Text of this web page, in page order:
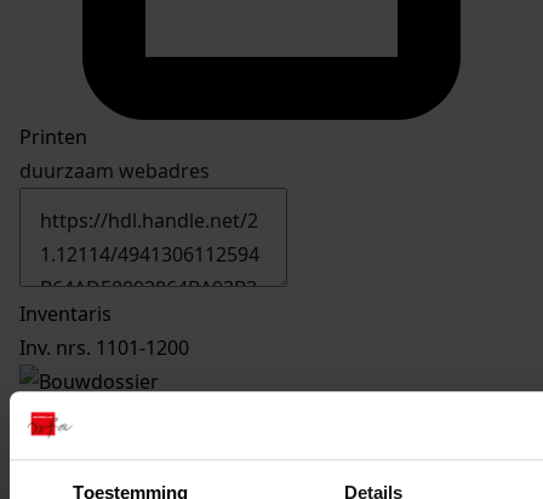
Toestemming Details
Printen
duurzaam webadres
Inventaris
Inv. nrs. 1101-1200
1160
13-04-1976